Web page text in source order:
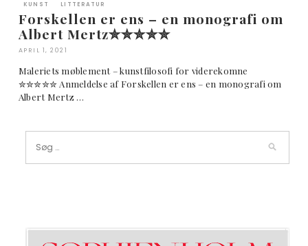
KUNST LITTERATUR
Forskellen er ens – en monografi om
Albert Mertz✮✮✮✮✮
APRIL 1, 2021
Maleriets møblement – kunstfilosofi for viderekomne
✮✮✮✮✮ Anmeldelse af Forskellen er ens – en monografi om
Albert Mertz …